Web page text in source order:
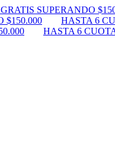
SUPERANDO
$150.000
HASTA 6
HASTA 6